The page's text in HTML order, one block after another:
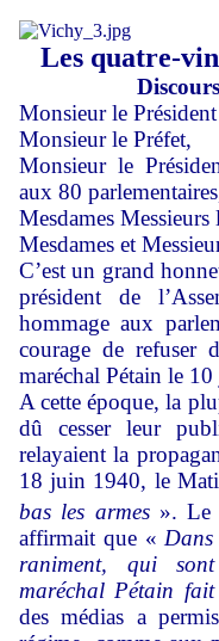
Les quatre-
Monsieur le
Monsieur le Préfet,
Monsieur le
aux 80
Mesdames Messieurs
Mesdames et
C’est un grand
président de
hommage aux
courage de refuser
maréchal Pétain le
A cette époque, la
dû cesser leur
relayaient la
18 juin 1940, le
bas les armes». Le
affirmait que «Dans
raniment, qui
maréchal Pétain
des médias a